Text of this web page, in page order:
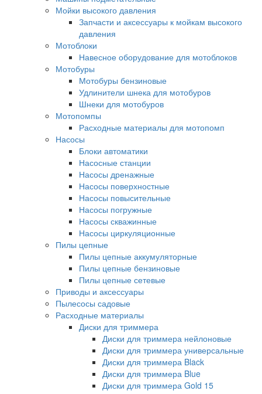
Мойки высокого давления
Запчасти и аксессуары к мойкам высокого
давления
Мотоблоки
Навесное оборудование для мотоблоков
Мотобуры
Мотобуры бензиновые
Удлинители шнека для мотобуров
Шнеки для мотобуров
Мотопомпы
Расходные материалы для мотопомп
Насосы
Блоки автоматики
Насосные станции
Насосы дренажные
Насосы поверхностные
Насосы повысительные
Насосы погружные
Насосы скважинные
Насосы циркуляционные
Пилы цепные
Пилы цепные аккумуляторные
Пилы цепные бензиновые
Пилы цепные сетевые
Приводы и аксессуары
Пылесосы садовые
Расходные материалы
Диски для триммера
Диски для триммера нейлоновые
Диски для триммера универсальные
Диски для триммера Black
Диски для триммера Blue
Диски для триммера Gold 15